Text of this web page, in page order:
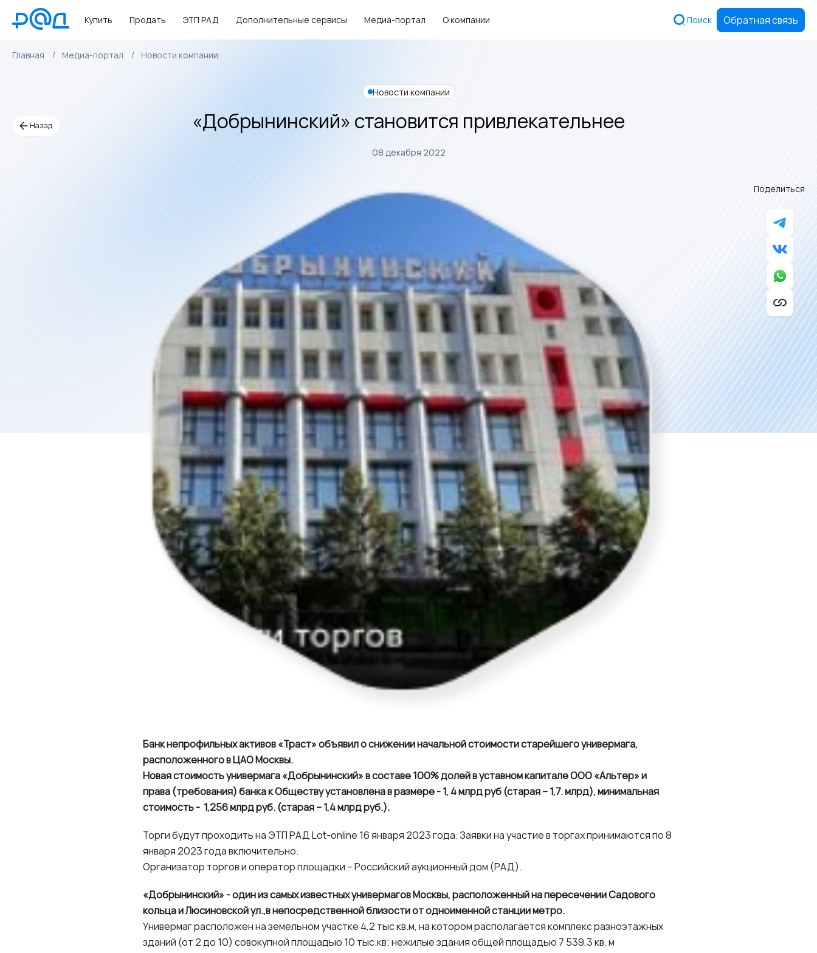
Купить Продать ЭТП РАД Дополнительные сервисы Медиа-портал О компании Поиск Обратная связь
Главная Медиа-портал Новости компании
Назад
Новости компании
«Добрынинский» становится привлекательнее
08 декабря 2022
Банк непрофильных активов «Траст» объявил о снижении начальной стоимости старейшего универмага,
расположенного в ЦАО Москвы.
Новая стоимость универмага «Добрынинский» в составе 100% долей в уставном капитале ООО «Альтер» и
права (требования) банка к Обществу установлена в размере - 1, 4 млрд руб (старая – 1,7. млрд), минимальная
стоимость - 1,256 млрд руб. (старая – 1,4 млрд руб.).
Торги будут проходить на ЭТП РАД Lot-online 16 января 2023 года. Заявки на участие в торгах принимаются по 8
января 2023 года включительно.
Организатор торгов и оператор площадки – Российский аукционный дом (РАД).
«Добрынинский» - один из самых известных универмагов Москвы, расположенный на пересечении Садового
кольца и Люсиновской ул.,в непосредственной близости от одноименной станции метро.
Универмаг расположен на земельном участке 4,2 тыс кв.м, на котором располагается комплекс разноэтажных
зданий (от 2 до 10) совокупной площадью 10 тыс.кв: нежилые здания общей площадью 7 539,3 кв. м
Поделиться